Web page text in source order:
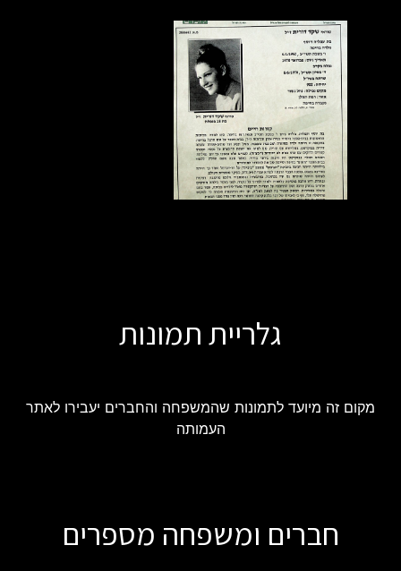
גלריית תמונות
מקום זה מיועד לתמונות שהמשפחה והחברים יעבירו לאתר
העמותה
חברים ומשפחה מספרים